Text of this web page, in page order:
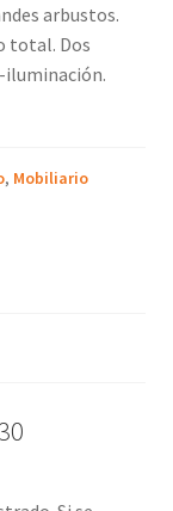
arbustos.
total. Dos
iluminación.
, Mobiliario